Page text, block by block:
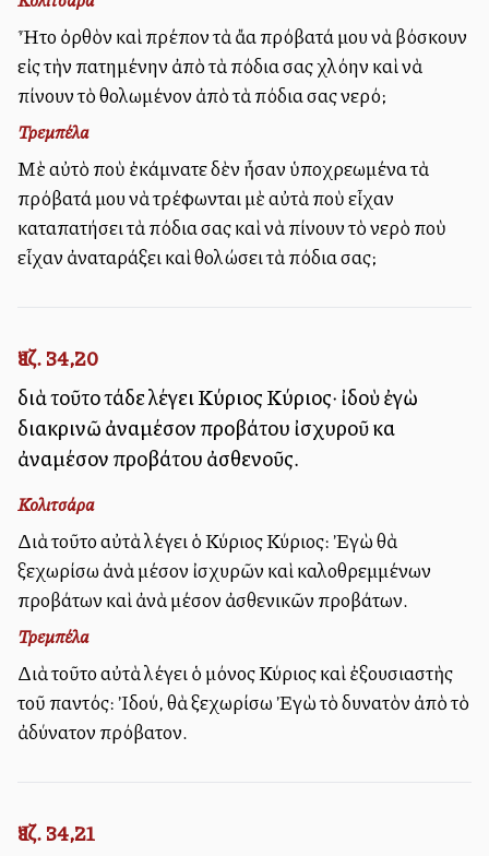
Ἦτο ὀρθὸν καὶ πρέπον τὰ ἄλλα πρόβατά μου νὰ βόσκουν
εἰς τὴν πατημένην ἀπὸ τὰ πόδια σας χλόην καὶ νὰ
πίνουν τὸ θολωμένον ἀπὸ τὰ πόδια σας νερό;
Τρεμπέλα
Μὲ αὐτὸ ποὺ ἐκάμνατε δὲν ἦσαν ὑποχρεωμένα τὰ
πρόβατά μου νὰ τρέφωνται μὲ αὐτὰ ποὺ εἶχαν
καταπατήσει τὰ πόδια σας καὶ νὰ πίνουν τὸ νερὸ ποὺ
εἶχαν ἀναταράξει καὶ θολώσει τὰ πόδια σας;
Ἰεζ. 34,20
διὰ τοῦτο τάδε λέγει Κύριος Κύριος· ἰδοὺ ἐγὼ
διακρινῶ ἀναμέσον προβάτου ἰσχυροῦ καὶ
ἀναμέσον προβάτου ἀσθενοῦς.
Κολιτσάρα
Διὰ τοῦτο αὐτὰ λέγει ὁ Κύριος Κύριος: Ἐγὼ θὰ
ξεχωρίσω ἀνὰ μέσον ἰσχυρῶν καὶ καλοθρεμμένων
προβάτων καὶ ἀνὰ μέσον ἀσθενικῶν προβάτων.
Τρεμπέλα
Διὰ τοῦτο αὐτὰ λέγει ὁ μόνος Κύριος καὶ ἐξουσιαστὴς
τοῦ παντός: Ἰδού, θὰ ξεχωρίσω Ἐγὼ τὸ δυνατὸν ἀπὸ τὸ
ἀδύνατον πρόβατον.
Ἰεζ. 34,21